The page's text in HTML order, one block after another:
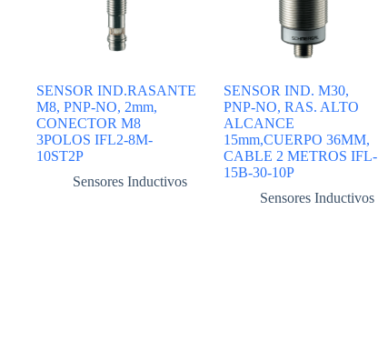
SENSOR IND.RASANTE
M8, PNP-NO, 2mm,
CONECTOR M8
3POLOS IFL2-8M-
10ST2P
Sensores Inductivos
SENSOR IND. M30,
PNP-NO, RAS. ALTO
ALCANCE
15mm,CUERPO 36MM,
CABLE 2 METROS IFL-
15B-30-10P
Sensores Inductivos